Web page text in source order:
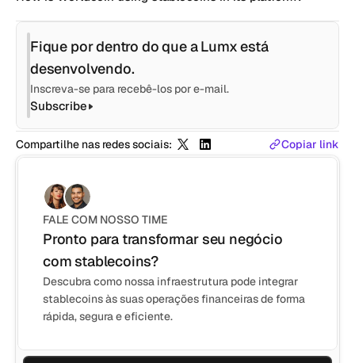
Fique por dentro do que a Lumx está
desenvolvendo.
Inscreva-se para recebê-los por e-mail.
Subscribe
Compartilhe nas redes sociais: Copiar link
FALE COM NOSSO TIME
Pronto para transformar seu negócio
com stablecoins?
Descubra como nossa infraestrutura pode integrar
stablecoins às suas operações financeiras de forma
rápida, segura e eficiente.